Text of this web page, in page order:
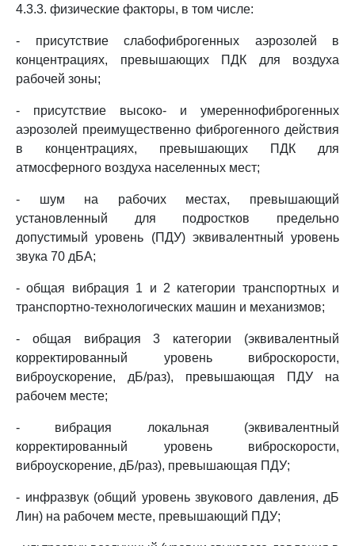
4.3.3. физические факторы, в том числе:
- присутствие слабофиброгенных аэрозолей в
концентрациях, превышающих ПДК для воздуха
рабочей зоны;
- присутствие высоко- и умереннофиброгенных
аэрозолей преимущественно фиброгенного действия
в концентрациях, превышающих ПДК для
атмосферного воздуха населенных мест;
- шум на рабочих местах, превышающий
установленный для подростков предельно
допустимый уровень (ПДУ) эквивалентный уровень
звука 70 дБА;
- общая вибрация 1 и 2 категории транспортных и
транспортно-технологических машин и механизмов;
- общая вибрация 3 категории (эквивалентный
корректированный уровень виброскорости,
виброускорение, дБ/раз), превышающая ПДУ на
рабочем месте;
- вибрация локальная (эквивалентный
корректированный уровень виброскорости,
виброускорение, дБ/раз), превышающая ПДУ;
- инфразвук (общий уровень звукового давления, дБ
Лин) на рабочем месте, превышающий ПДУ;